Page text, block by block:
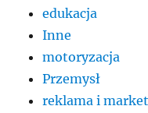
edukacja
Inne
motoryzacja
Przemysł
reklama i